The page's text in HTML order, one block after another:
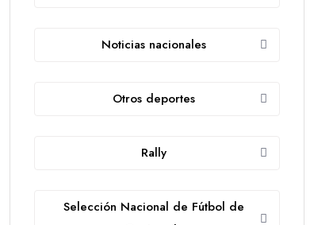
Noticias nacionales
Otros deportes
Rally
Selección Nacional de Fútbol de